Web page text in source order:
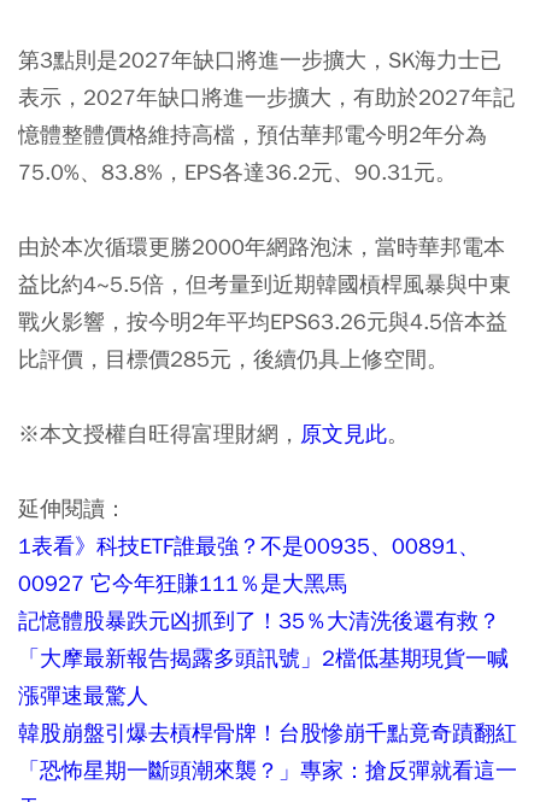
第3點則是2027年缺口將進一步擴大，SK海力士已
表示，2027年缺口將進一步擴大，有助於2027年記
憶體整體價格維持高檔，預估華邦電今明2年分為
75.0%、83.8%，EPS各達36.2元、90.31元。
由於本次循環更勝2000年網路泡沫，當時華邦電本
益比約4~5.5倍，但考量到近期韓國槓桿風暴與中東
戰火影響，按今明2年平均EPS63.26元與4.5倍本益
比評價，目標價285元，後續仍具上修空間。
※本文授權自旺得富理財網， 原文見此。
延伸閱讀：
1表看》科技ETF誰最強？不是00935、00891、
00927 它今年狂賺111％是大黑馬
記憶體股暴跌元凶抓到了！35％大清洗後還有救？
「大摩最新報告揭露多頭訊號」2檔低基期現貨一喊
漲彈速最驚人
韓股崩盤引爆去槓桿骨牌！台股慘崩千點竟奇蹟翻紅
「恐怖星期一斷頭潮來襲？」專家：搶反彈就看這一